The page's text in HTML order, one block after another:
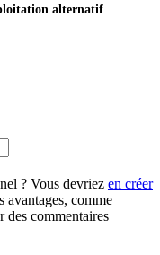
alternatif
? Vous devriez en créer
avantages, comme
des commentaires